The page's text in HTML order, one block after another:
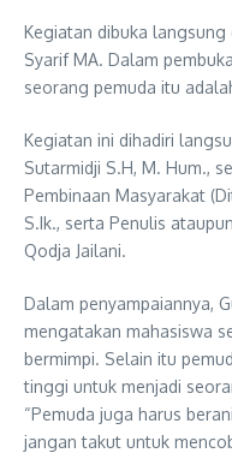
Kegiatan dibuka langsung
Syarif MA. Dalam
seorang pemuda itu
Kegiatan ini dihadiri
Sutarmidji S.H, M. Hum.,
Pembinaan Masyarakat
S.Ik., serta Penulis
Qodja Jailani.
Dalam penyampaiannya,
mengatakan mahasiswa
bermimpi. Selain itu
tinggi untuk menjadi
“Pemuda juga harus
jangan takut untuk